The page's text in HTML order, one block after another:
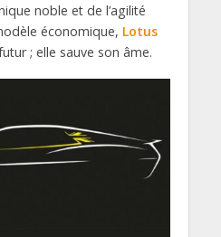
noble et de l’agilité
économique, Lotus
; elle sauve son âme.